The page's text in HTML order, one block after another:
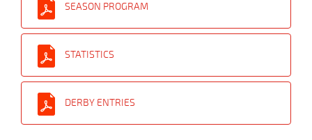
SEASON PROGRAM
STATISTICS
DERBY ENTRIES